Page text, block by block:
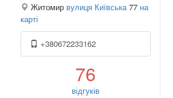
Житомир вулиця Київська 77 на
карті
+380672233162
76
відгуків